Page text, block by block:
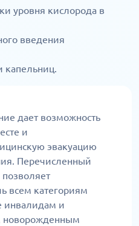
уровня кислорода в
введения
капельниц.
дает возможность
и
эвакуацию
Перечисленный
всем категориям
инвалидам и
новорожденным